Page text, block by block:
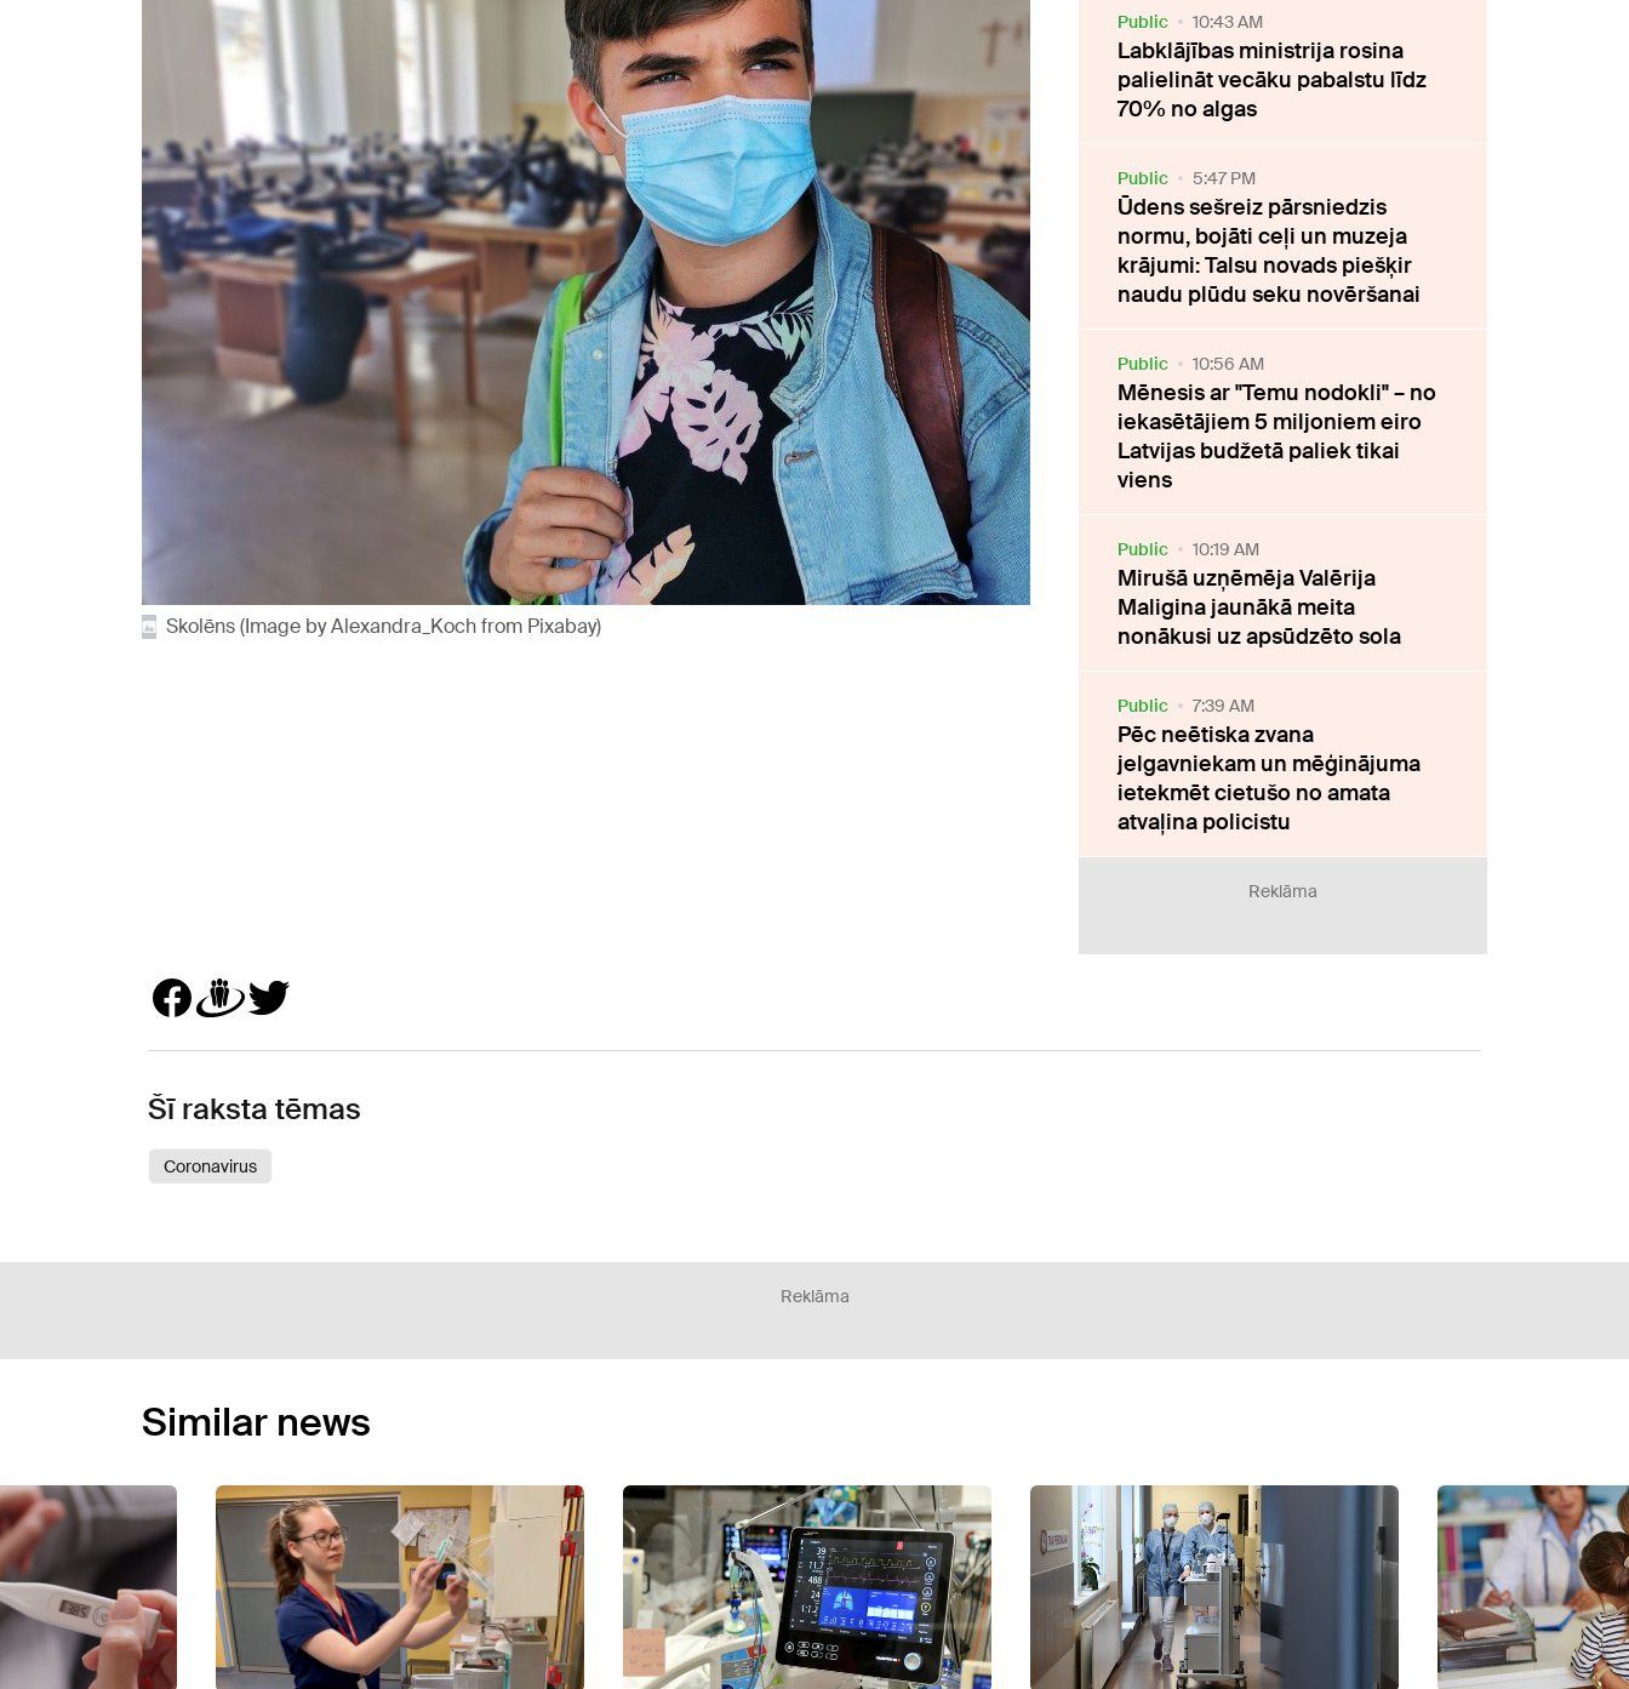
Skolēns (Image by Alexandra_Koch from Pixabay)
Public 10:43 AM
Labklājības ministrija rosina
palielināt vecāku pabalstu līdz
70% no algas
Public 5:47 PM
Ūdens sešreiz pārsniedzis
normu, bojāti ceļi un muzeja
krājumi: Talsu novads piešķir
naudu plūdu seku novēršanai
Public 10:56 AM
Mēnesis ar "Temu nodokli" – no
iekasētājiem 5 miljoniem eiro
Latvijas budžetā paliek tikai
viens
Public 10:19 AM
Mirušā uzņēmēja Valērija
Maligina jaunākā meita
nonākusi uz apsūdzēto sola
Public 7:39 AM
Pēc neētiska zvana
jelgavniekam un mēģinājuma
ietekmēt cietušo no amata
atvaļina policistu
Reklāma
Šī raksta tēmas
Coronavirus
Reklāma
Similar news